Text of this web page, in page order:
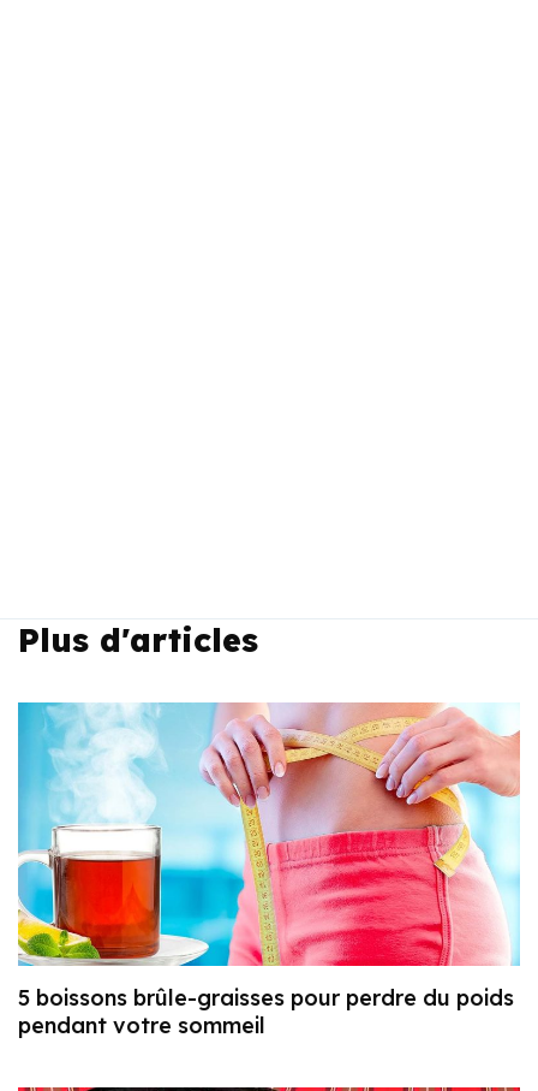
Plus d'articles
5 boissons brûle-graisses pour perdre du poids
pendant votre sommeil